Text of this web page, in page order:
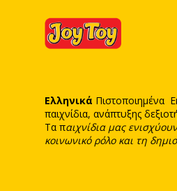
Ελληνικά Πιστοποιημένα
παιχνίδια, ανάπτυξης
Τα παιχνίδια μας
κοινωνικό ρόλο και τη